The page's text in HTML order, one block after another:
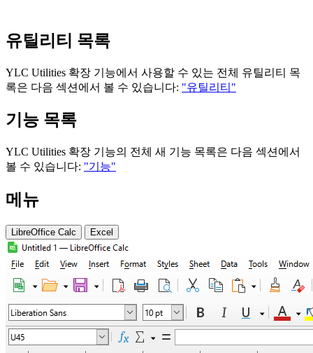
유틸리티 목록
YLC Utilities 확장 기능에서 사용할 수 있는 전체 유틸리티 목
록은 다음 섹션에서 볼 수 있습니다: "유틸리티"
기능 목록
YLC Utilities 확장 기능의 전체 새 기능 목록은 다음 섹션에서
볼 수 있습니다: "기능"
메뉴
LibreOffice Calc Excel